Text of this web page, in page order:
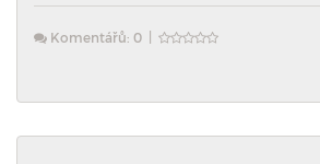
Komentářů: 0 |